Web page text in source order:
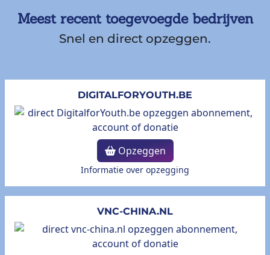
Meest recent toegevoegde bedrijven
Snel en direct opzeggen.
DIGITALFORYOUTH.BE
Opzeggen
Informatie over opzegging
VNC-CHINA.NL